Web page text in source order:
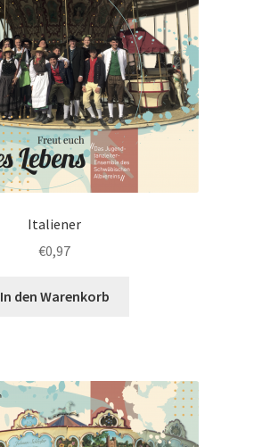
Italiener
€0,97
In den Warenkorb